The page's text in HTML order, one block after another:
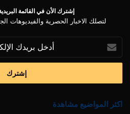
إشترك الأن في القائمة
لتصلك الاخبار الحصرية والفيديوهات
بريدك
الإلكتروني
اكثر المواضيع مشاهدة